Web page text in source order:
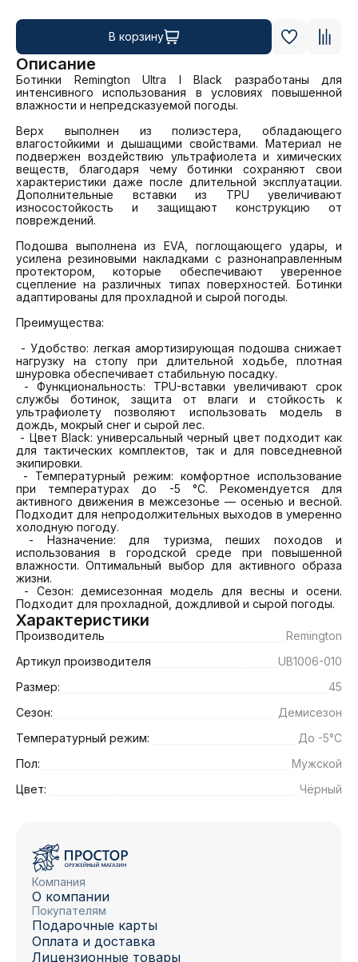
В корзину
Описание
Ботинки Remington Ultra I Black разработаны для
интенсивного использования в условиях повышенной
влажности и непредсказуемой погоды.
Верх выполнен из полиэстера, обладающего
влагостойкими и дышащими свойствами. Материал не
подвержен воздействию ультрафиолета и химических
веществ, благодаря чему ботинки сохраняют свои
характеристики даже после длительной эксплуатации.
Дополнительные вставки из TPU увеличивают
износостойкость и защищают конструкцию от
повреждений.
Подошва выполнена из EVA, поглощающего удары, и
усилена резиновыми накладками с разнонаправленным
протектором, которые обеспечивают уверенное
сцепление на различных типах поверхностей. Ботинки
адаптированы для прохладной и сырой погоды.
Преимущества:
нагрузку на стопу при длительной ходьбе, плотная
шнуровка обеспечивает стабильную посадку.
службы ботинок, защита от влаги и стойкость к
ультрафиолету позволяют использовать модель в
дождь, мокрый снег и сырой лес.
для тактических комплектов, так и для повседневной
экипировки.
при температурах до -5 °C. Рекомендуется для
активного движения в межсезонье — осенью и весной.
Подходит для непродолжительных выходов в умеренно
холодную погоду.
использования в городской среде при повышенной
влажности. Оптимальный выбор для активного образа
жизни.
Подходит для прохладной, дождливой и сырой погоды.
Характеристики
Производитель
Remington
Артикул производителя
UB1006-010
Размер:
45
Сезон:
Демисезон
Температурный режим:
До -5°C
Пол:
Мужской
Цвет:
Чёрный
Компания
О компании
Покупателям
Подарочные карты
Оплата и доставка
Лицензионные товары